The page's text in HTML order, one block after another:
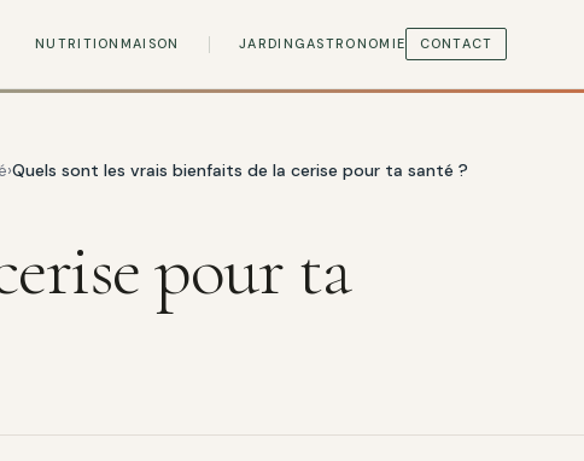
NUTRITION MAISON JARDIN GASTRONOMIE CONTACT
Quels sont les vrais bienfaits de la cerise pour ta santé ?
pour ta